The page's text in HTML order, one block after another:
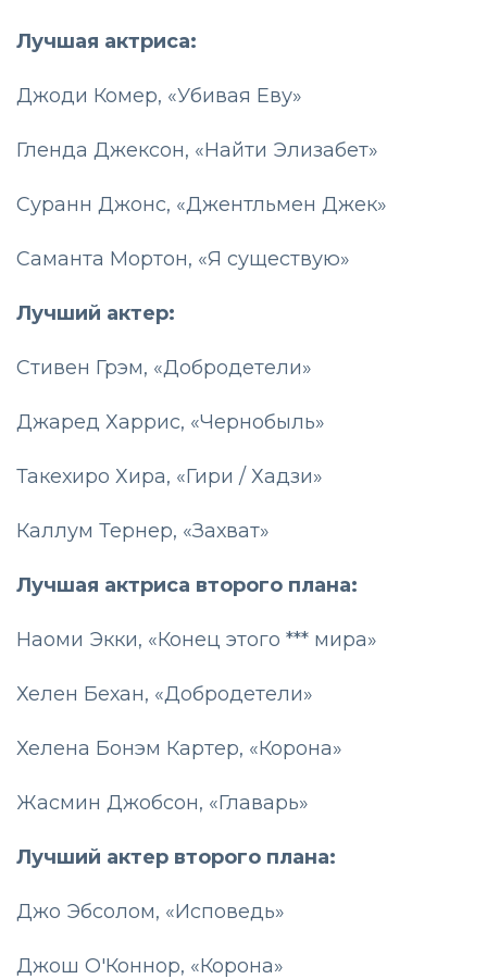
Лучшая актриса:
Джоди Комер, «Убивая Еву»
Гленда Джексон, «Найти Элизабет»
Суранн Джонс, «Джентльмен Джек»
Саманта Мортон, «Я существую»
Лучший актер:
Стивен Грэм, «Добродетели»
Джаред Харрис, «Чернобыль»
Такехиро Хира, «Гири / Хадзи»
Каллум Тернер, «Захват»
Лучшая актриса второго плана:
Наоми Экки, «Конец этого *** мира»
Хелен Бехан, «Добродетели»
Хелена Бонэм Картер, «Корона»
Жасмин Джобсон, «Главарь»
Лучший актер второго плана:
Джо Эбсолом, «Исповедь»
Джош О'Коннор, «Корона»